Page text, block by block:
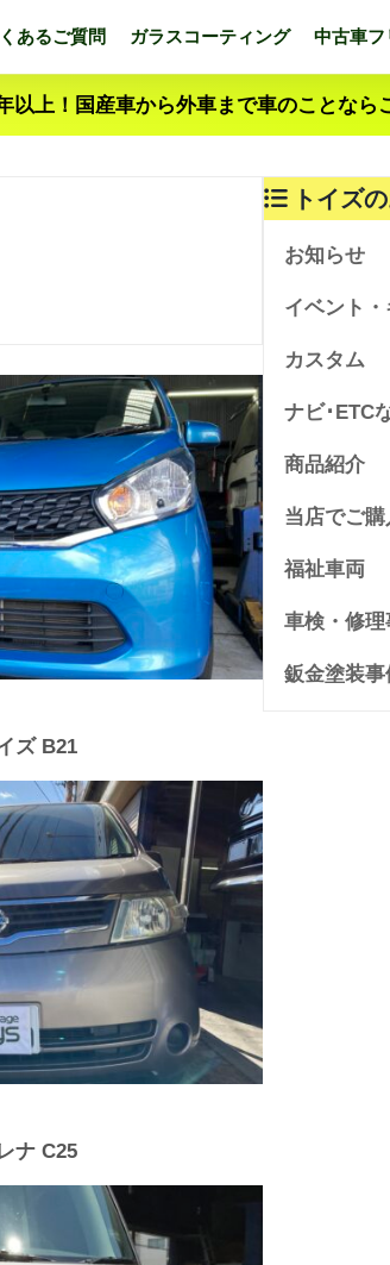
あるご質問 ガラスコーティング 中古車フ
上！国産車から外車まで車のことなら
ズ B21
ナ C25
トイズ
お知らせ
イベント
カスタム
ナビ･ETC
商品紹介
当店でご
福祉車両
車検・修理
鈑金塗装事